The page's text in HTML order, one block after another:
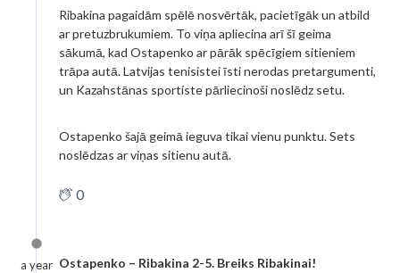
Ribakina pagaidām spēlē nosvērtāk, pacietīgāk un atbild
ar pretuzbrukumiem. To viņa apliecina arī šī geima
sākumā, kad Ostapenko ar pārāk spēcīgiem sitieniem
trāpa autā. Latvijas tenisistei īsti nerodas pretargumenti,
un Kazahstānas sportiste pārliecinoši noslēdz setu.
Ostapenko šajā geimā ieguva tikai vienu punktu. Sets
noslēdzas ar viņas sitienu autā.
0
a year Ostapenko – Ribakina 2-5. Breiks Ribakinai!